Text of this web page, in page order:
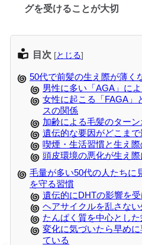
グを受けることが大切
目次 [とじる]
50代で前髪の生え際が薄く
男性に多い「AGA」に
女性に起こる「FAGA」
スの関係
加齢による毛髪のター
遺伝的な要因がどこま
喫煙・生活習慣と生え
頭皮環境の悪化が生え
毛量が多い50代の人たちに
を守る習慣
遺伝的にDHTの影響を
ヘアサイクルを乱さない
たんぱく質を中心とし
変化に気づいたら早め
ている